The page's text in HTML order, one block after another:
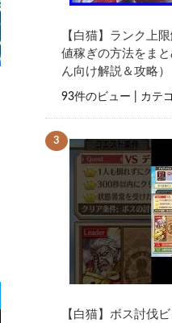
【白猫】ランク上
値稼ぎの方法をま
ん向け解説＆攻略）
93件のビュー カテ
【白猫】ボス討伐